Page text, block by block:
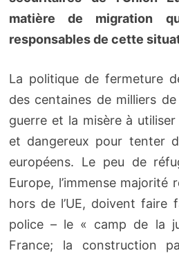
matière de migration
responsables de cette
La politique de fermeture
des centaines de milliers
guerre et la misère à
et dangereux pour tenter
européens. Le peu de
Europe, l’immense majorité
hors de l’UE, doivent faire
police – le « camp de la
France; la construction